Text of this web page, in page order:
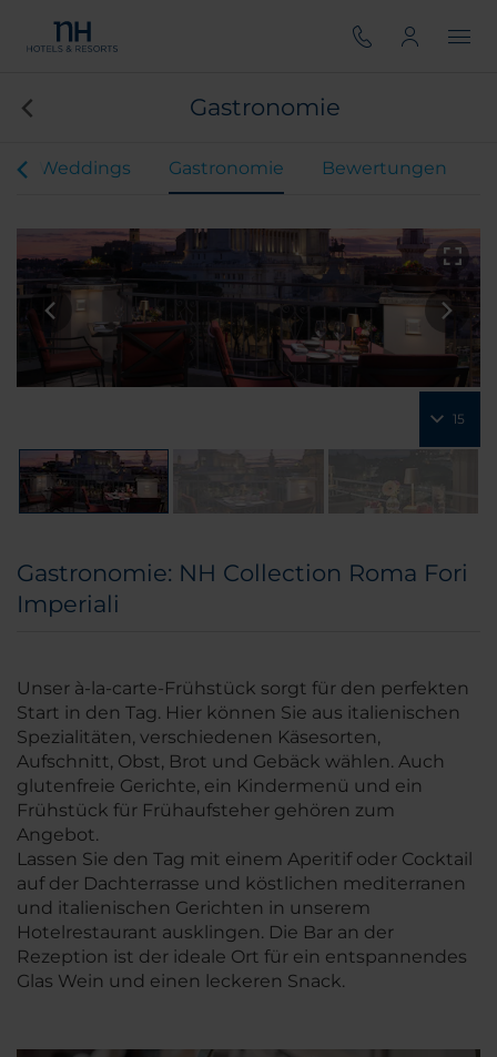
Gastronomie
Weddings Gastronomie Bewertungen
15
Gastronomie: NH Collection Roma Fori
Imperiali
Unser à-la-carte-Frühstück sorgt für den perfekten
Start in den Tag. Hier können Sie aus italienischen
Spezialitäten, verschiedenen Käsesorten,
Aufschnitt, Obst, Brot und Gebäck wählen. Auch
glutenfreie Gerichte, ein Kindermenü und ein
Frühstück für Frühaufsteher gehören zum
Angebot.
Lassen Sie den Tag mit einem Aperitif oder Cocktail
auf der Dachterrasse und köstlichen mediterranen
und italienischen Gerichten in unserem
Hotelrestaurant ausklingen. Die Bar an der
Rezeption ist der ideale Ort für ein entspannendes
Glas Wein und einen leckeren Snack.